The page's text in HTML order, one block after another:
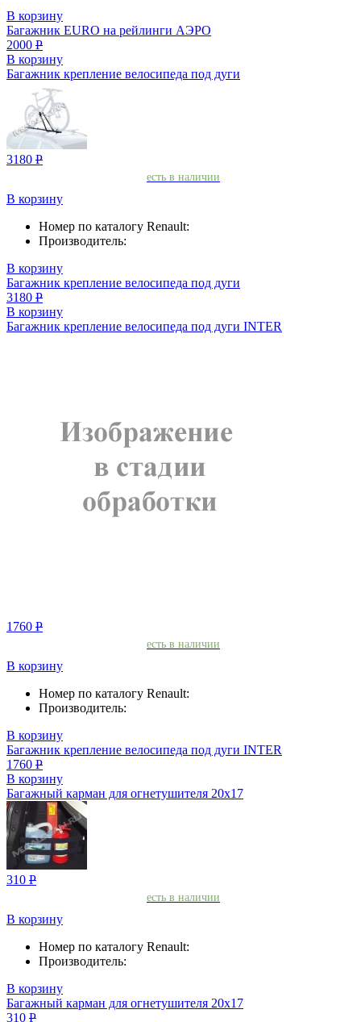
В корзину
Багажник EURO на рейлинги АЭРО
2000 Р
В корзину
Багажник крепление велосипеда под дуги
3180 Р
есть в наличии
В корзину
Номер по каталогу Renault:
Производитель:
В корзину
Багажник крепление велосипеда под дуги
3180 Р
В корзину
Багажник крепление велосипеда под дуги INTER
1760 Р
есть в наличии
В корзину
Номер по каталогу Renault:
Производитель:
В корзину
Багажник крепление велосипеда под дуги INTER
1760 Р
В корзину
Багажный карман для огнетушителя 20х17
310 Р
есть в наличии
В корзину
Номер по каталогу Renault:
Производитель:
В корзину
Багажный карман для огнетушителя 20х17
310 Р